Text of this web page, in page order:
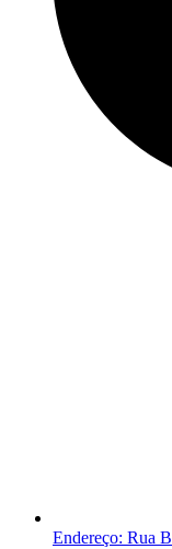
Endereço: Rua